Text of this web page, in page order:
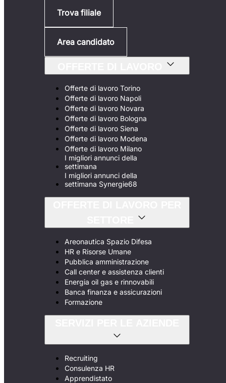
Trova filiale
Area candidato
Offerte di lavoro Torino
Offerte di lavoro Napoli
Offerte di lavoro Novara
Offerte di lavoro Bologna
Offerte di lavoro Siena
Offerte di lavoro Modena
Offerte di lavoro Milano
I migliori annunci della
settimana
I migliori annunci della
settimana Synergie68
Areonautica Spazio Difesa
HR e Risorse Umane
Pubblica amministrazione
Call center e assistenza clienti
Energia oil gas e rinnovabili
Banca finanza e assicurazioni
Formazione
Recruiting
Consulenza HR
Apprendistato